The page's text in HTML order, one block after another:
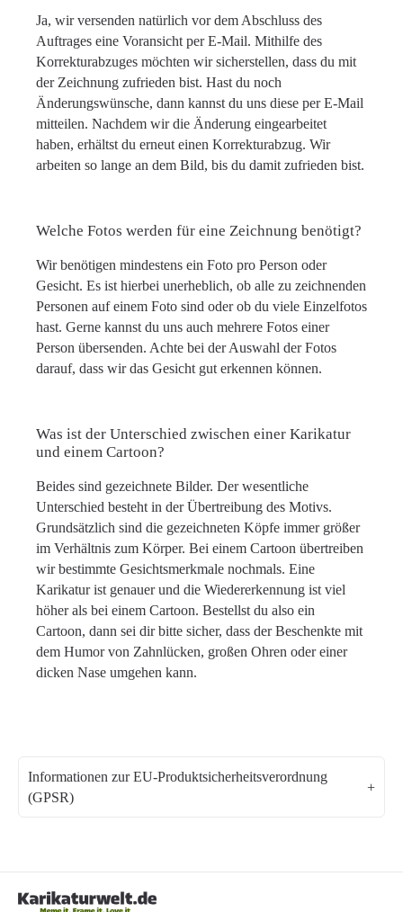
Ja, wir versenden natürlich vor dem Abschluss des
Auftrages eine Voransicht per E-Mail. Mithilfe des
Korrekturabzuges möchten wir sicherstellen, dass du mit
der Zeichnung zufrieden bist. Hast du noch
Änderungswünsche, dann kannst du uns diese per E-Mail
mitteilen. Nachdem wir die Änderung eingearbeitet
haben, erhältst du erneut einen Korrekturabzug. Wir
arbeiten so lange an dem Bild, bis du damit zufrieden bist.
Welche Fotos werden für eine Zeichnung benötigt?
Wir benötigen mindestens ein Foto pro Person oder
Gesicht. Es ist hierbei unerheblich, ob alle zu zeichnenden
Personen auf einem Foto sind oder ob du viele Einzelfotos
hast. Gerne kannst du uns auch mehrere Fotos einer
Person übersenden. Achte bei der Auswahl der Fotos
darauf, dass wir das Gesicht gut erkennen können.
Was ist der Unterschied zwischen einer Karikatur
und einem Cartoon?
Beides sind gezeichnete Bilder. Der wesentliche
Unterschied besteht in der Übertreibung des Motivs.
Grundsätzlich sind die gezeichneten Köpfe immer größer
im Verhältnis zum Körper. Bei einem Cartoon übertreiben
wir bestimmte Gesichtsmerkmale nochmals. Eine
Karikatur ist genauer und die Wiedererkennung ist viel
höher als bei einem Cartoon. Bestellst du also ein
Cartoon, dann sei dir bitte sicher, dass der Beschenkte mit
dem Humor von Zahnlücken, großen Ohren oder einer
dicken Nase umgehen kann.
Informationen zur EU-Produktsicherheitsverordnung
(GPSR)